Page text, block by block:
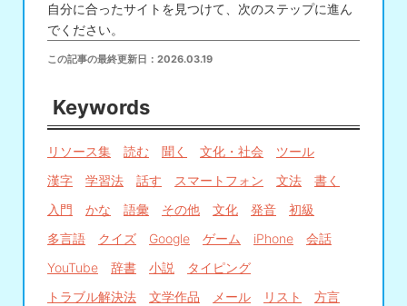
自分に合ったサイトを見つけて、次のステップに進ん
でください。
この記事の最終更新日： 2026.03.19
Keywords
リソース集 読む 聞く 文化・社会
ツール
漢字
学習法 話す スマートフォン 文法
書く
入門
かな 語彙 その他 文化 発音
初級
多言語
クイズ Google ゲーム iPhone
会話
YouTube
辞書 小説
タイピング
トラブル解決法
文学作品 メール リスト
方言